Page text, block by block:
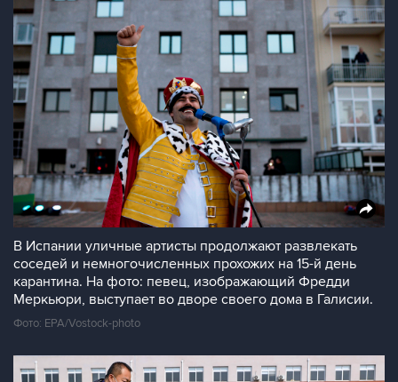
В Испании уличные артисты продолжают развлекать
соседей и немногочисленных прохожих на 15-й день
карантина. На фото: певец, изображающий Фредди
Меркьюри, выступает во дворе своего дома в Галисии.
Фото: EPA/Vostock-photo